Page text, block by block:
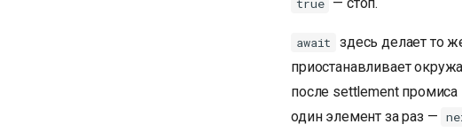
true
await
здесь делает то
приостанавливает
после settlement промиса
один элемент за раз —